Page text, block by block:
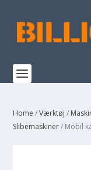
Home /Værktøj /
Slibemaskiner/ Mobil